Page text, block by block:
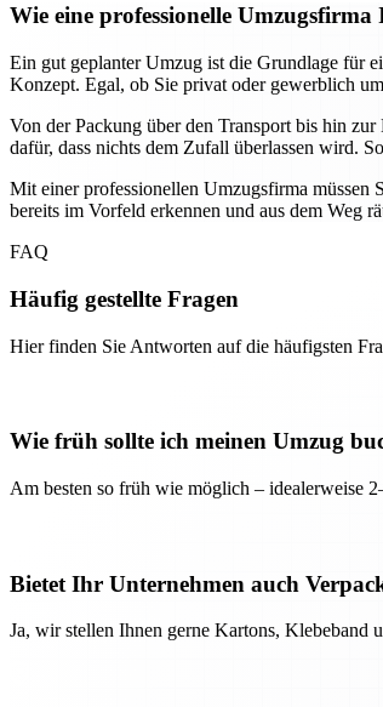
Wie eine professionelle
Ein gut geplanter Umzug ist die Grundlage für
Konzept. Egal, ob Sie privat oder gewerblich
Von der Packung über den Transport bis hin
dafür, dass nichts dem Zufall überlassen wird.
Mit einer professionellen Umzugsfirma müssen
bereits im Vorfeld erkennen und aus dem Weg
FAQ
Häufig gestellte Fragen
Hier finden Sie Antworten auf die häufigsten
Wie früh sollte ich meinen Umzug
Am besten so früh wie möglich – idealerweise
Bietet Ihr Unternehmen auch
Ja, wir stellen Ihnen gerne Kartons, Klebeband